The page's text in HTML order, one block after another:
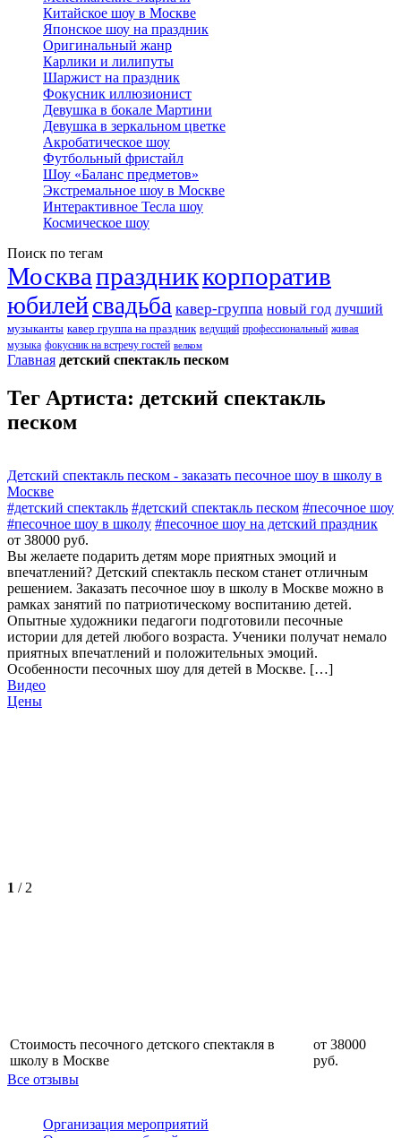
Китайское шоу в Москве
Японское шоу на праздник
Оригинальный жанр
Карлики и лилипуты
Шаржист на праздник
Фокусник иллюзионист
Девушка в бокале Мартини
Девушка в зеркальном цветке
Акробатическое шоу
Футбольный фристайл
Шоу «Баланс предметов»
Экстремальное шоу в Москве
Интерактивное Тесла шоу
Космическое шоу
Поиск по тегам
Москвапраздниккорпоратив
юбилейсвадьба кавер-группа новый год лучший
музыканты кавер группа на праздник ведущий профессиональный живая
музыка фокусник на встречу гостей велком
Главная детский спектакль песком
Тег Артиста: детский спектакль
песком
Детский спектакль песком - заказать песочное шоу в школу в
Москве
#детский спектакль #детский спектакль песком #песочное шоу
#песочное шоу в школу #песочное шоу на детский праздник
от 38000 руб.
Вы желаете подарить детям море приятных эмоций и
впечатлений? Детский спектакль песком станет отличным
решением. Заказать песочное шоу в школу в Москве можно в
рамках занятий по патриотическому воспитанию детей.
Опытные художники педагоги подготовили песочные
истории для детей любого возраста. Ученики получат немало
приятных впечатлений и положительных эмоций.
Особенности песочных шоу для детей в Москве. […]
Видео
Цены
1 /2
Стоимость песочного детского спектакля в
школу в Москве
от 38000
руб.
Все отзывы
Организация мероприятий